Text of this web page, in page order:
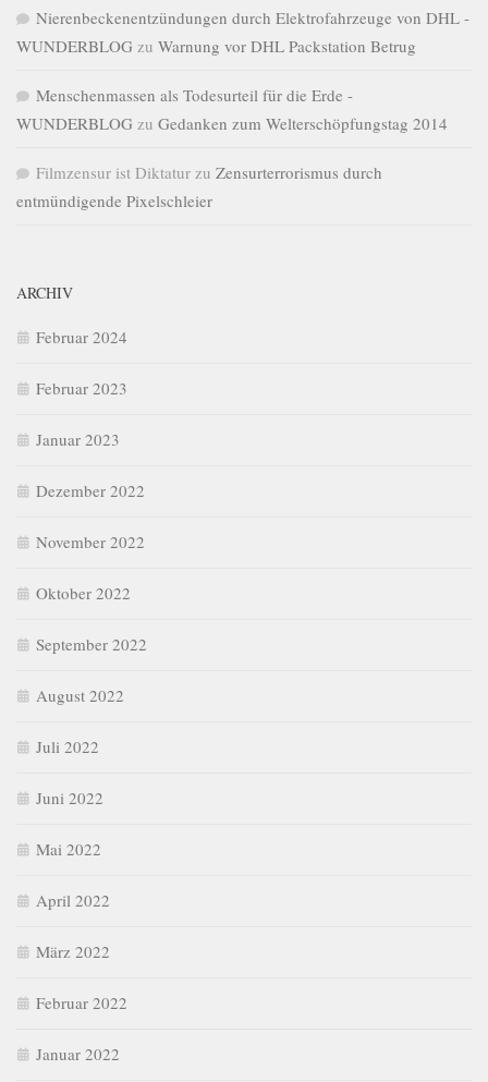
Nierenbeckenentzündungen durch Elektrofahrzeuge von DHL -
WUNDERBLOG zu Warnung vor DHL Packstation Betrug
Menschenmassen als Todesurteil für die Erde -
WUNDERBLOG zu Gedanken zum Welterschöpfungstag 2014
Filmzensur ist Diktatur zu Zensurterrorismus durch
entmündigende Pixelschleier
ARCHIV
Februar 2024
Februar 2023
Januar 2023
Dezember 2022
November 2022
Oktober 2022
September 2022
August 2022
Juli 2022
Juni 2022
Mai 2022
April 2022
März 2022
Februar 2022
Januar 2022